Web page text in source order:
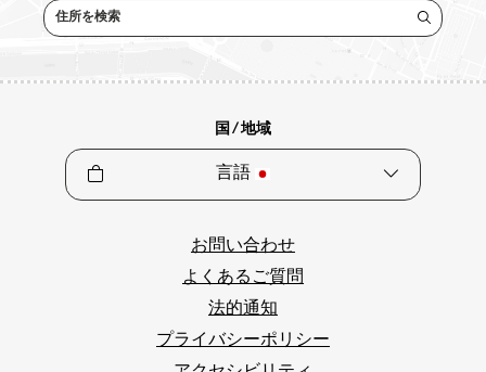
住所を検索
国 / 地域
言語
お問い合わせ
よくあるご質問
法的通知
プライバシーポリシー